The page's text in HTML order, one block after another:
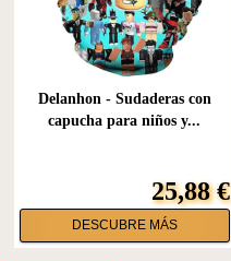
Delanhon - Sudaderas con
capucha para niños y...
25,88 €
DESCUBRE MÁS